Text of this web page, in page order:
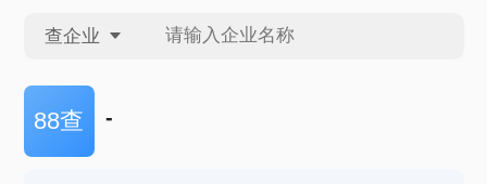
查企业
查企业
88查 -